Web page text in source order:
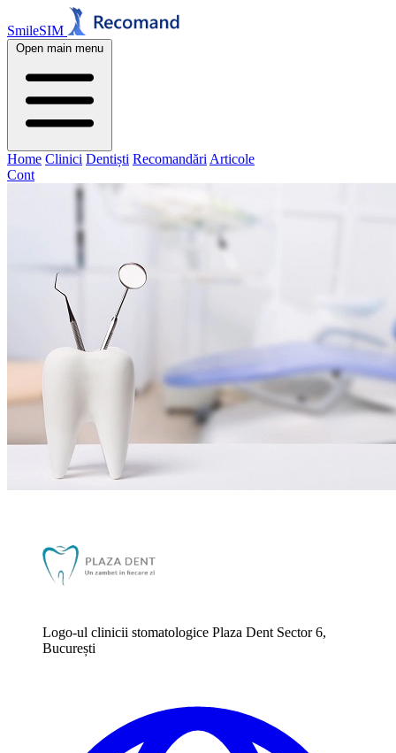
SmileSIM
Open main menu
Home Clinici Dentiști Recomandări Articole
Cont
Logo-ul clinicii stomatologice Plaza Dent Sector 6,
București